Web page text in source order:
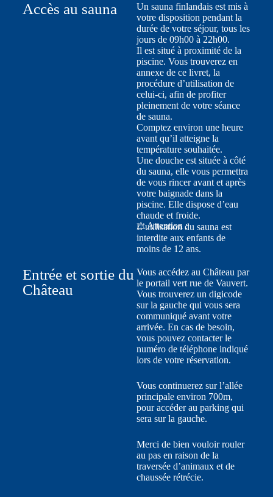
Accès au sauna
Un sauna finlandais est mis à
votre disposition pendant la
durée de votre séjour, tous les
jours de 09h00 à 22h00.
Il est situé à proximité de la
piscine. Vous trouverez en
annexe de ce livret, la
procédure d’utilisation de
celui-ci, afin de profiter
pleinement de votre séance
de sauna.
Comptez environ une heure
avant qu’il atteigne la
température souhaitée.
Une douche est située à côté
du sauna, elle vous permettra
de vous rincer avant et après
votre baignade dans la
piscine. Elle dispose d’eau
chaude et froide.
⚠ Attention :
L’utilisation du sauna est
interdite aux enfants de
moins de 12 ans.
Entrée et sortie du
Château
Vous accédez au Château par
le portail vert rue de Vauvert.
Vous trouverez un digicode
sur la gauche qui vous sera
communiqué avant votre
arrivée. En cas de besoin,
vous pouvez contacter le
numéro de téléphone indiqué
lors de votre réservation.
Vous continuerez sur l’allée
principale environ 700m,
pour accéder au parking qui
sera sur la gauche.
Merci de bien vouloir rouler
au pas en raison de la
traversée d’animaux et de
chaussée rétrécie.